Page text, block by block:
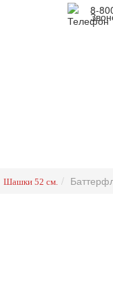
8-
Шашки 52 см.